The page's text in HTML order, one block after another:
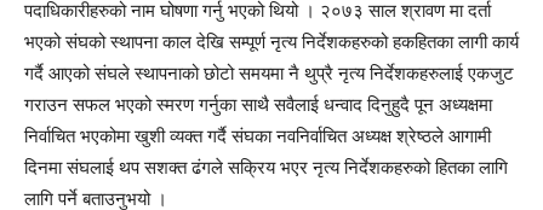
पदाधिकारीहरुको नाम घोषणा गर्नु भएको थियो । २०७३ साल श्रावण मा दर्ता
भएको संघको स्थापना काल देखि सम्पूर्ण नृत्य निर्देशकहरुको हकहितका लागी कार्य
गर्दै आएको संघले स्थापनाको छोटो समयमा नै थुप्रै नृत्य निर्देशकहरुलाई एकजुट
गराउन सफल भएको स्मरण गर्नुका साथै सवैलाई धन्वाद दिनुहुदै पून अध्यक्षमा
निर्वाचित भएकोमा खुशी व्यक्त गर्दै संघका नवनिर्वाचित अध्यक्ष श्रेष्ठले आगामी
दिनमा संघलाई थप सशक्त ढंगले सक्रिय भएर नृत्य निर्देशकहरुको हितका लागि
लागि पर्ने बताउनुभयो ।